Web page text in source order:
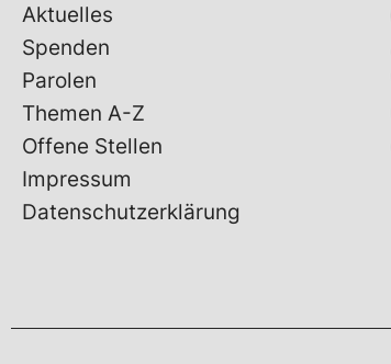
Aktuelles
Spenden
Parolen
Themen A-Z
Offene Stellen
Impressum
Datenschutzerklärung